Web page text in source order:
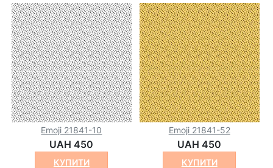
Emoji 21841-10
UAH 450
КУПИТИ
Emoji 21841-52
UAH 450
КУПИТИ